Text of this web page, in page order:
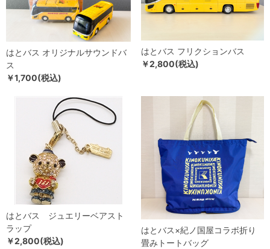
はとバス オリジナルサウンドバ
ス
￥1,700(税込)
はとバス フリクションバス
￥2,800(税込)
はとバス ジュエリーベアスト
ラップ
￥2,800(税込)
はとバス×紀ノ国屋コラボ折り
畳みトートバッグ